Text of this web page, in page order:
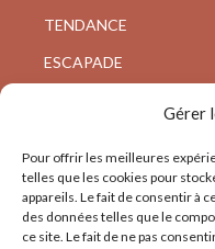
Gérer
Pour offrir les meilleures
telles que les cookies pour
appareils. Le fait de consentir à
des données telles que le
ce site. Le fait de ne pas
TENDANCE
ESCAPADE